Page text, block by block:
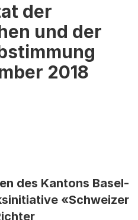
der
und der
2018
des Kantons Basel-
«Schweizer